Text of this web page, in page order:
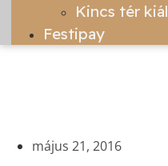
Kincs tér
Festipay
május 21, 2016